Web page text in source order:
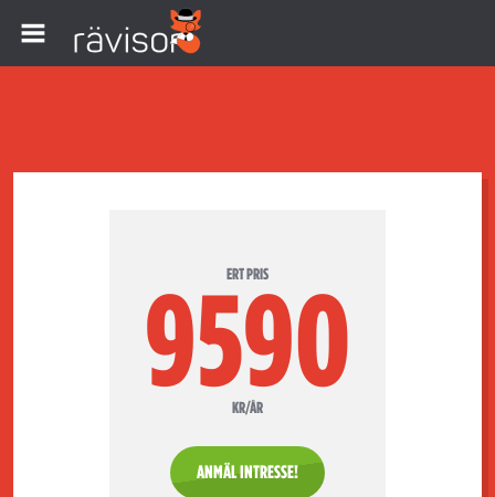
ERT PRIS
9590
KR/ÅR
ANMÄL INTRESSE!